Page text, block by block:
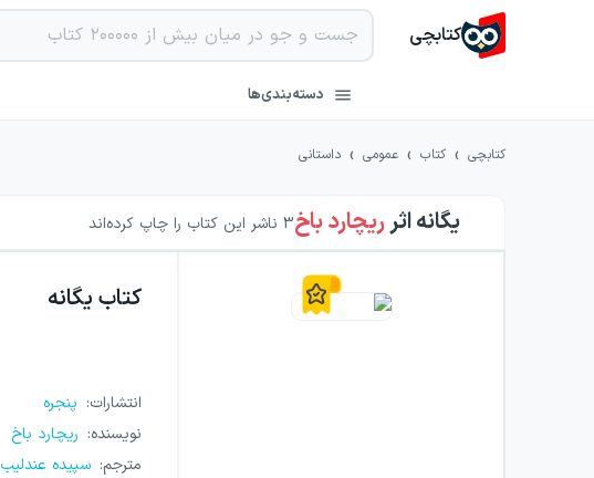
کتابچی
دسته‌بندی‌ها
کتابچی › کتاب › عمومی › داستانی
یگانهاثرریچارد باخ3 ناشر این کتاب را چاپ کرده‌اند
کتاب یگانه
انتشارات: پنجره
نویسنده: ریچارد باخ
مترجم: سپیده عندلیب